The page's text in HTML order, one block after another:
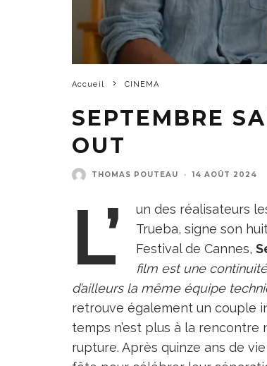
Accueil CINEMA
SEPTEMBRE
OUT
THOMAS POUTEAU · 14 AOÛT 2024
L’
un des réalisateurs
Trueba, signe son
Festival de Cannes,
film est une
d’ailleurs la même équipe
retrouve également un couple
temps n’est plus à la rencontre
rupture. Après quinze ans de